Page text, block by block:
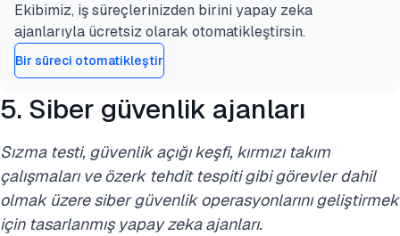
Ekibimiz, iş süreçlerinizden birini yapay zeka
ajanlarıyla ücretsiz olarak otomatikleştirsin.
Bir süreci otomatikleştir
5. Siber güvenlik ajanları
Sızma testi, güvenlik açığı keşfi, kırmızı takım
çalışmaları ve özerk tehdit tespiti gibi görevler dahil
olmak üzere siber güvenlik operasyonlarını geliştirmek
için tasarlanmış yapay zeka ajanları.